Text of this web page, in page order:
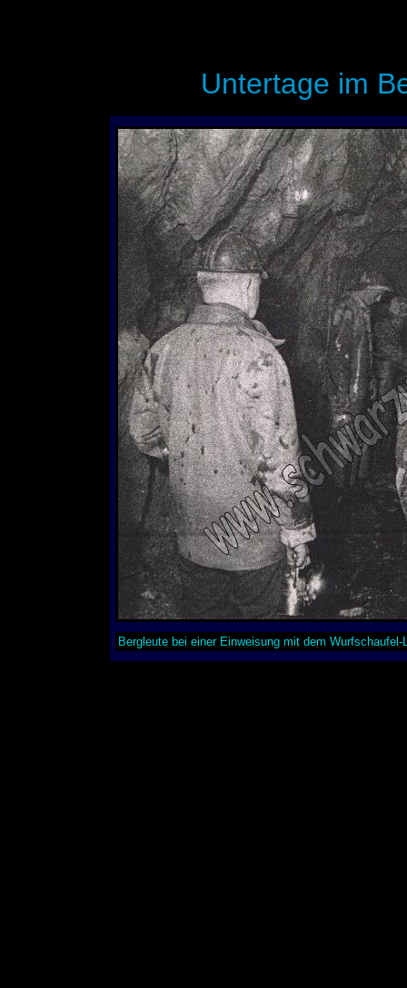
Untertage im
Bergleute bei einer Einweisung mit dem Wurfschaufel-